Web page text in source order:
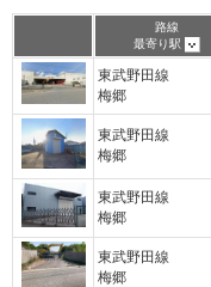
路線
最寄り駅
東武野田線
梅郷
東武野田線
梅郷
東武野田線
梅郷
東武野田線
梅郷